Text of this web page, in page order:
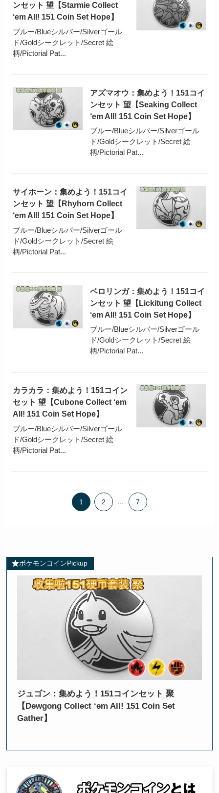
ンセット 望【Starmie Collect
‘em All! 151 Coin Set Hope】
ブルー/Blueシルバー/Silverゴール
ド/Goldシークレット/Secret 絵
柄/Pictorial Pat...
アズマオウ：集めよう！151コイ
ンセット 望【Seaking Collect
‘em All! 151 Coin Set Hope】
ブルー/Blueシルバー/Silverゴール
ド/Goldシークレット/Secret 絵
柄/Pictorial Pat...
サイホーン：集めよう！151コイ
ンセット 望【Rhyhorn Collect
‘em All! 151 Coin Set Hope】
ブルー/Blueシルバー/Silverゴール
ド/Goldシークレット/Secret 絵
柄/Pictorial Pat...
ベロリンガ：集めよう！151コイ
ンセット 望【Lickitung Collect
‘em All! 151 Coin Set Hope】
ブルー/Blueシルバー/Silverゴール
ド/Goldシークレット/Secret 絵
柄/Pictorial Pat...
カラカラ：集めよう！151コイン
セット 望【Cubone Collect ‘em
All! 151 Coin Set Hope】
ブルー/Blueシルバー/Silverゴール
ド/Goldシークレット/Secret 絵
柄/Pictorial Pat...
1 2 ... 7
ポケモンコインPickup
ジュゴン：集めよう！151コインセット 聚
【Dewgong Collect ‘em All! 151 Coin Set
Gather】